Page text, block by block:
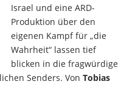
Israel und eine ARD-
Produktion über den
eigenen Kampf für „die
Wahrheit“ lassen tief
blicken in die fragwürdige
Senders. Von Tobias